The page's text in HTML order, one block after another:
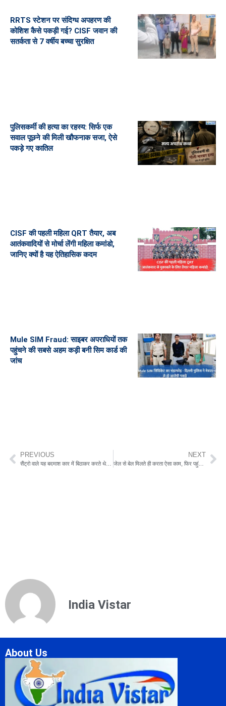
RRTS स्टेशन पर संदिग्ध अपहरण की
कोशिश कैसे पकड़ी गई? CISF जवान की
सतर्कता से 7 वर्षीय बच्चा सुरक्षित
पुलिसकर्मी की हत्या का रहस्य: सिर्फ एक
सवाल पूछने की मिली खौफनाक सजा, ऐसे
पकड़े गए कातिल
CISF की पहली महिला QRT तैयार, अब
आतंकवादियों से मोर्चा लेंगी महिला कमांडो,
जानिए क्यों है यह ऐतिहासिक कदम
Mule SIM Fraud: साइबर अपराधियों तक
पहुंचने की सबसे अहम कड़ी बनी सिम कार्ड की
जांच
PREVIOUS
सैंट्रो वाले यह बदमाश कार में बिठाकर करते थे यह काम
NEXT
जेल से बेल मिलते ही करता ऐसा काम, फिर पहुंच जाता है वह जेल, पढें पूरी कहानी, वीडियो भी देखे
India Vistar
About Us